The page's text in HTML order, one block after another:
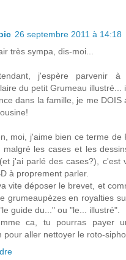
26 septembre 2011 à 14:18
très sympa, dis-moi...
j'espère parvenir
du petit Grumeau illustré...
dans la famille, je me DOIS
moi, j'aime bien ce terme de
malgré les cases et les
j'ai parlé des cases?), c'est
à proprement parler.
vite déposer le brevet, et
grumeaupèzes en royalties
guide du..." ou "le... illustré".
ca, tu pourras payer
pour aller nettoyer le roto-